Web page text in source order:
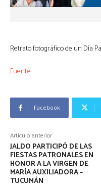
Retrato fotográfico de un Día
Fuente
Facebook
Artículo anterior
JALDO PARTICIPÓ DE LAS
FIESTAS PATRONALES EN
HONOR A LA VIRGEN DE
MARÍA AUXILIADORA –
TUCUMÁN